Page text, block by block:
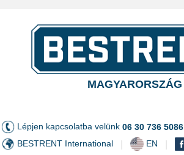
MAGYARORSZÁG
Lépjen kapcsolatba velünk 06 30 736 5086
BESTRENT International EN